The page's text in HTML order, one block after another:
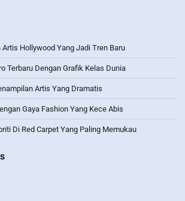
Artis Hollywood Yang Jadi Tren Baru
Terbaru Dengan Grafik Kelas Dunia
Artis Yang Dramatis
Gaya Fashion Yang Kece Abis
Di Red Carpet Yang Paling Memukau